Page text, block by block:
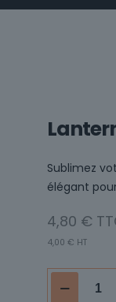
Sublimez
élégant
4,80 €
4,00 € HT
quantité